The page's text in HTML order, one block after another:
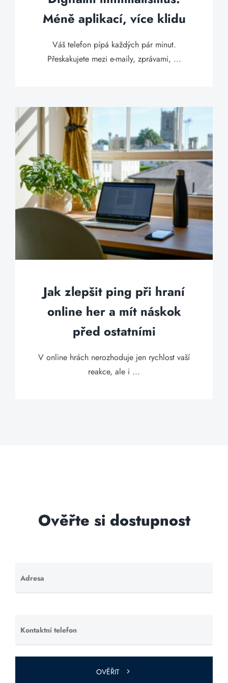
Méně aplikací, více klidu
Váš telefon pípá každých pár minut.
Přeskakujete mezi e-maily, zprávami, ...
Jak zlepšit ping při hraní
online her a mít náskok
před ostatními
V online hrách nerozhoduje jen rychlost vaší
reakce, ale i ...
Ověřte si dostupnost
Adresa
Ponechte
toto pole
Kontaktní telefon
Ponechte
toto pole
prázdné.
OVĚŘIT